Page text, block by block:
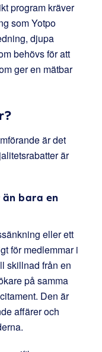
program kräver
som Yotpo
djupa
behövs för att
ger en mätbar
är det
är
bara en
eller ett
för medlemmar i
skillnad från en
på samma
Den är
affärer och